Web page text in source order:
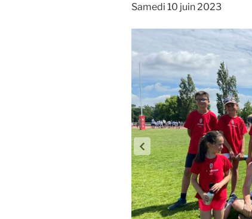
Samedi 10 juin 2023